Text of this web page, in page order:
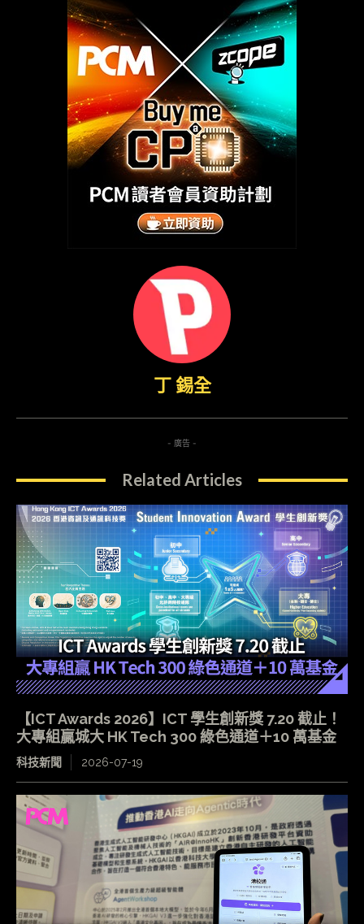
丁 錫全
- 廣告 -
Related Articles
【ICT Awards 2026】ICT 學生創新獎 7.20 截止！
大專組贏城大 HK Tech 300 綠色通道＋10 萬基金
科技新聞 2026-07-19